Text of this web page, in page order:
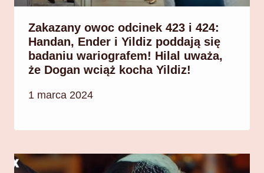
Zakazany owoc odcinek 423 i 424:
Handan, Ender i Yildiz poddają się
badaniu wariografem! Hilal uważa,
że Dogan wciąż kocha Yildiz!
1 marca 2024